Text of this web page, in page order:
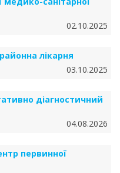
02.10.2025
лікарня
03.10.2025
діагностичний
04.08.2026
первинної